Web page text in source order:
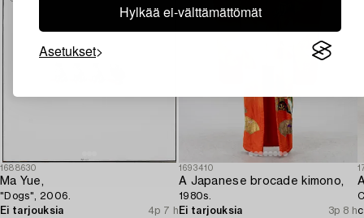
Hylkää ei-välttämättömät
Asetukset
1688630
Ma Yue,
"Dogs", 2006.
Ei tarjouksia
4p 7 h
1693410
A Japanese brocade kimono,
1980s.
Ei tarjouksia
3p 8 h